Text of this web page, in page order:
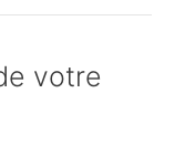
votre